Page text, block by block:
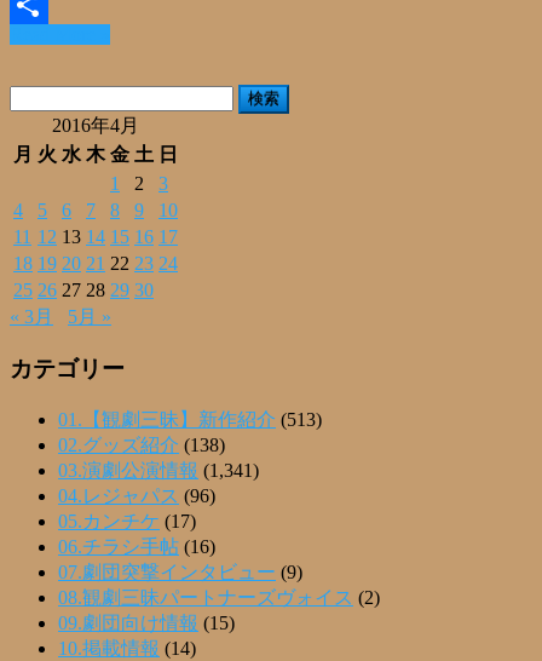
Email
共
有
2016年4月
月 火 水 木 金 土 日
1
2
3
4
5 6 7 8 9
10
11 12 13 14 15 16 17
18 19 20 21 22 23 24
25 26 27 28 29 30
« 3月
5月 »
カテゴリー
01.【観劇三昧】新作紹介 (513)
02.グッズ紹介 (138)
03.演劇公演情報 (1,341)
04.レジャパス (96)
05.カンチケ (17)
06.チラシ手帖 (16)
07.劇団突撃インタビュー (9)
08.観劇三昧パートナーズヴォイス (2)
09.劇団向け情報 (15)
10.掲載情報 (14)